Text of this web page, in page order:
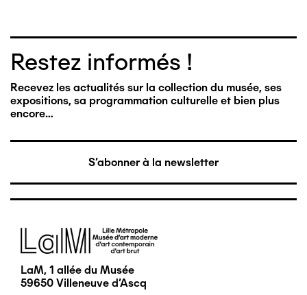
Restez informés !
Recevez les actualités sur la collection du musée, ses
expositions, sa programmation culturelle et bien plus
encore…
S'abonner à la newsletter
Image
LaM, 1 allée du Musée
59650 Villeneuve d'Ascq